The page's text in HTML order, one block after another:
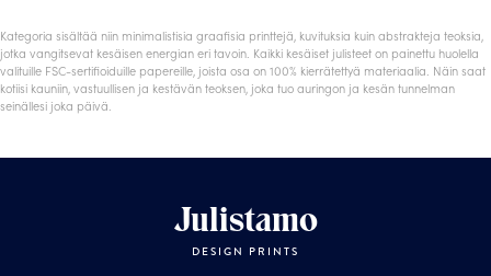
Kategoria sisältää niin minimalistisia graafisia printtejä, kuvituksia kuin abstrakteja teoksia,
jotka vangitsevat kesäisen energian eri tavoin. Kaikki kesäiset julisteet on painettu huolella
valituille FSC-sertifioiduille papereille, joista osa on 100% kierrätettyä materiaalia. Näin saat
kotiisi kauniin, vastuullisen ja kestävän teoksen, joka tuo auringon ja kesän tunnelman
seinällesi joka päivä.
Julistamo
DESIGN PRINTS